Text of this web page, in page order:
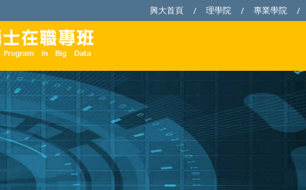
興大首頁 / 理學院 / 專業學院 /